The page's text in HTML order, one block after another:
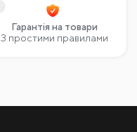
Гарантія на товари
З простими правилами